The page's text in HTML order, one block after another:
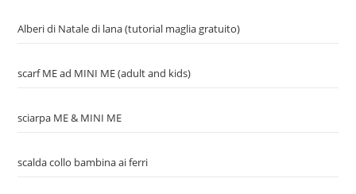
Alberi di Natale di lana (tutorial maglia gratuito)
scarf ME ad MINI ME (adult and kids)
sciarpa ME & MINI ME
scalda collo bambina ai ferri